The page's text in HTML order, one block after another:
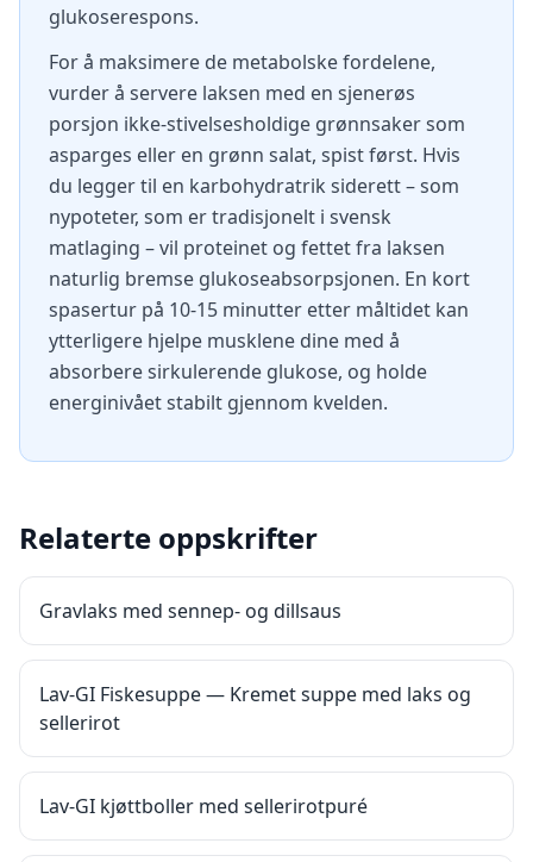
glukoserespons.
For å maksimere de metabolske fordelene,
vurder å servere laksen med en sjenerøs
porsjon ikke-stivelsesholdige grønnsaker som
asparges eller en grønn salat, spist først. Hvis
du legger til en karbohydratrik siderett – som
nypoteter, som er tradisjonelt i svensk
matlaging – vil proteinet og fettet fra laksen
naturlig bremse glukoseabsorpsjonen. En kort
spasertur på 10-15 minutter etter måltidet kan
ytterligere hjelpe musklene dine med å
absorbere sirkulerende glukose, og holde
energinivået stabilt gjennom kvelden.
Relaterte oppskrifter
Gravlaks med sennep- og dillsaus
Lav-GI Fiskesuppe — Kremet suppe med laks og
sellerirot
Lav-GI kjøttboller med sellerirotpuré